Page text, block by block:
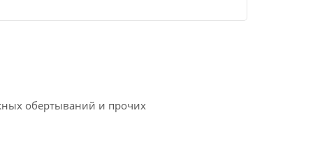
обертываний и прочих